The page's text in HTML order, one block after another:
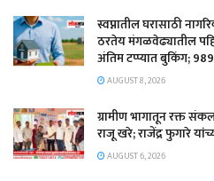
स्वप्नातील घरासाठी
ठरतेय मंगळवेढ्यातील
अंतिम टप्प्यात बुकिंग;
AUGUST 8, 2026
ग्रामीण भागातून रक्त
राजू खरे; राजेंद्र फुगारे
AUGUST 6, 2026